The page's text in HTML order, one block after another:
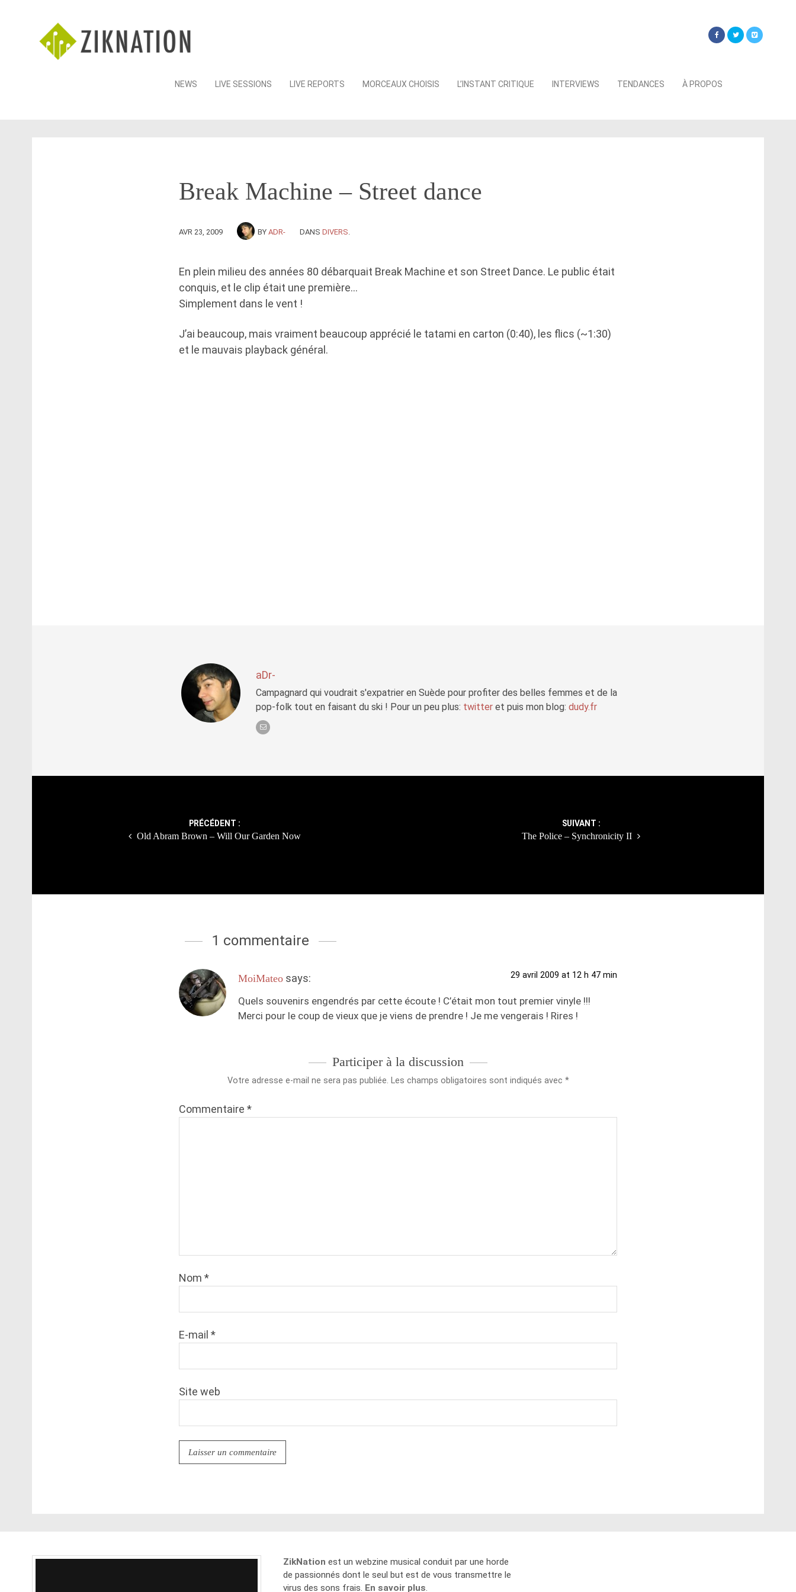
Skip
NEWS LIVE SESSIONS LIVE REPORTS MORCEAUX CHOISIS L’INSTANT CRITIQUE INTERVIEWS TENDANCES À PROPOS
Break Machine – Street dance
AVR 23, 2009 BY ADR- DANS DIVERS
En plein milieu des années 80 débarquait Break Machine et son Street Dance. Le public était
conquis, et le clip était une première…
Simplement dans le vent !
J’ai beaucoup, mais vraiment beaucoup apprécié le tatami en carton (0:40), les flics (~1:30)
et le mauvais playback général.
aDr-
Campagnard qui voudrait s'expatrier en Suède pour profiter des belles femmes et de la
pop-folk tout en faisant du ski ! Pour un peu plus: twitter et puis mon blog: dudy.fr
PRÉCÉDENT :
Old Abram Brown – Will Our Garden Now
SUIVANT :
The Police – Synchronicity II
1 commentaire
MoiMateo says: 29 avril 2009 at 12 h 47 min
Quels souvenirs engendrés par cette écoute ! C’était mon tout premier vinyle !!!
Merci pour le coup de vieux que je viens de prendre ! Je me vengerais ! Rires !
Participer à la discussion
Votre adresse e-mail ne sera pas publiée. Les champs obligatoires sont indiqués avec *
Commentaire *
Nom *
E-mail *
Site web
ZikNation est un webzine musical conduit par une horde
de passionnés dont le seul but est de vous transmettre le
virus des sons frais. En savoir plus.